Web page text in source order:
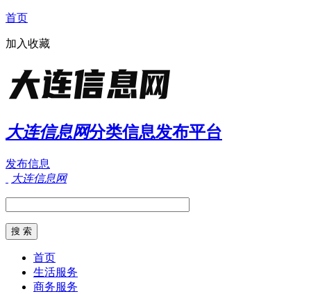
首页
加入收藏
大连信息网分类信息发布平台
发布信息
大连信息网
首页
生活服务
商务服务